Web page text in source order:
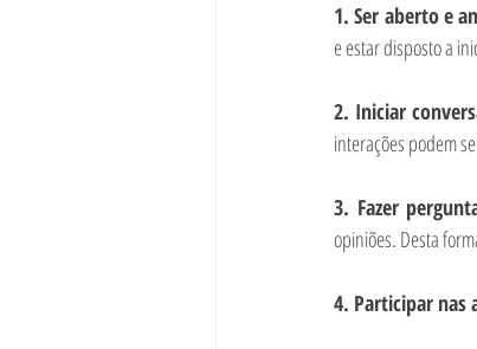
1. Ser aberto e
e estar disposto a
2. Iniciar
interações podem
3. Fazer
opiniões. Desta
4. Participar nas